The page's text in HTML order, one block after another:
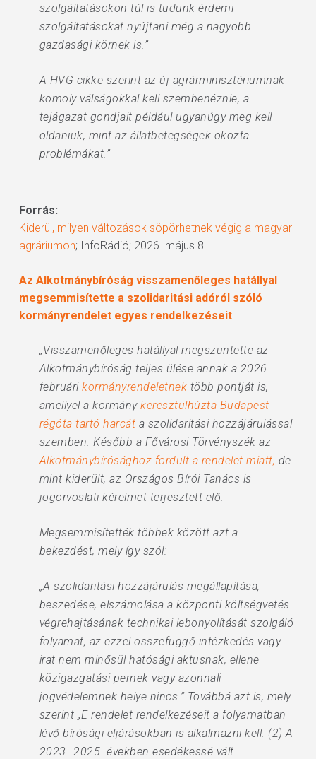
szolgáltatásokon túl is tudunk érdemi
szolgáltatásokat nyújtani még a nagyobb
gazdasági körnek is.”
A HVG cikke szerint az új agrárminisztériumnak
komoly válságokkal kell szembenéznie, a
tejágazat gondjait például ugyanúgy meg kell
oldaniuk, mint az állatbetegségek okozta
problémákat.”
Forrás:
Kiderül, milyen változások söpörhetnek végig a magyar
agráriumon; InfoRádió; 2026. május 8.
Az Alkotmánybíróság visszamenőleges hatállyal
megsemmisítette a szolidaritási adóról szóló
kormányrendelet egyes rendelkezéseit
„Visszamenőleges hatállyal megszüntette az
Alkotmánybíróság teljes ülése annak a 2026.
februárikormányrendeletnek több pontját is,
amellyel a kormánykeresztülhúzta Budapest
régóta tartó harcát a szolidaritási hozzájárulással
szemben. Később a Fővárosi Törvényszék az
Alkotmánybírósághoz fordult a rendelet miatt, de
mint kiderült, az Országos Bírói Tanács is
jogorvoslati kérelmet terjesztett elő.
Megsemmisítették többek között azt a
bekezdést, mely így szól:
„A szolidaritási hozzájárulás megállapítása,
beszedése, elszámolása a központi költségvetés
végrehajtásának technikai lebonyolítását szolgáló
folyamat, az ezzel összefüggő intézkedés vagy
irat nem minősül hatósági aktusnak, ellene
közigazgatási pernek vagy azonnali
jogvédelemnek helye nincs.” Továbbá azt is, mely
szerint „E rendelet rendelkezéseit a folyamatban
lévő bírósági eljárásokban is alkalmazni kell. (2) A
2023–2025. években esedékessé vált